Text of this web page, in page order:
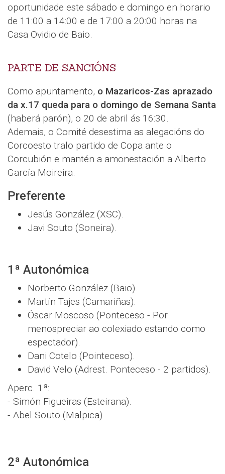
oportunidade este sábado e domingo en horario
de 11:00 a 14:00 e de 17:00 a 20:00 horas na
Casa Ovidio de Baio.
PARTE DE SANCIÓNS
Como apuntamento, o Mazaricos-Zas aprazado
da x.17 queda para o domingo de Semana Santa
(haberá parón), o 20 de abril ás 16:30.
Ademais, o Comité desestima as alegacións do
Corcoesto tralo partido de Copa ante o
Corcubión e mantén a amonestación a Alberto
García Moireira.
Preferente
Jesús González (XSC).
Javi Souto (Soneira).
1ª Autonómica
Norberto González (Baio).
Martín Tajes (Camariñas).
Óscar Moscoso (Ponteceso - Por
menospreciar ao colexiado estando como
espectador).
Dani Cotelo (Pointeceso).
David Velo (Adrest. Ponteceso - 2 partidos).
Aperc. 1ª:
- Simón Figueiras (Esteirana).
- Abel Souto (Malpica).
2ª Autonómica